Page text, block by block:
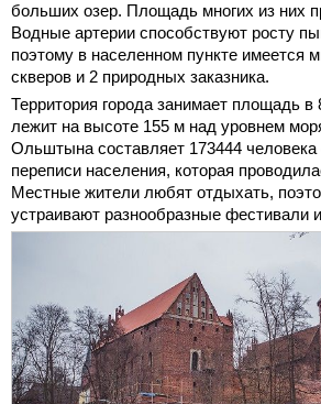
больших озер. Площадь многих из них
Водные артерии способствуют росту
поэтому в населенном пункте имеется
скверов и 2 природных заказника.
Территория города занимает площадь в
лежит на высоте 155 м над уровнем
Ольштына составляет 173444 человека
переписи населения, которая
Местные жители любят отдыхать,
устраивают разнообразные фестивали